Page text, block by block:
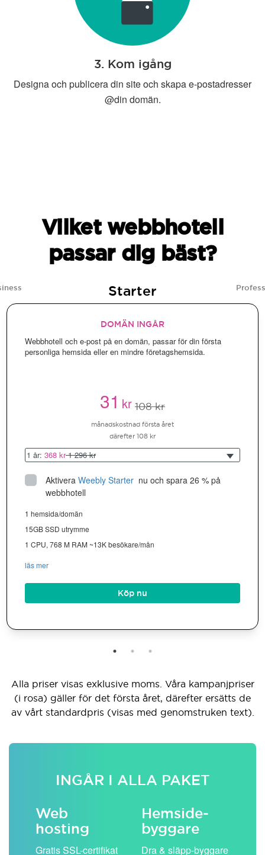
3. Kom igång
Designa och publicera din site och skapa e-postadresser
@din domän.
Vilket webbhotell
passar dig bäst?
Starter
DOMÄN INGÅR
Webbhotell och e-post på en domän, passar för din första
personliga hemsida eller en mindre företagshemsida.
31kr 108 kr
månadskostnad första året
därefter 108 kr
1 år: 368 kr1 296 kr
Aktivera Weebly Starter nu och spara 26 % på
webbhotell
1 hemsida/domän
15GB SSD utrymme
1 CPU, 768 M RAM ~13K besökare/mån
läs mer
Köp nu
Alla priser visas exklusive moms. Våra kampanjpriser
(i rosa) gäller för det första året, därefter ersätts de
av vårt standardpris (visas med genomstruken text).
INGÅR I ALLA PAKET
Web
hosting
Gratis SSL-certifikat
Hemside­
byggare
Dra & släpp-byggare